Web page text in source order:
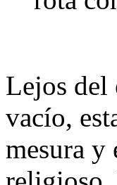
Lejos del
vacío,
mesura y